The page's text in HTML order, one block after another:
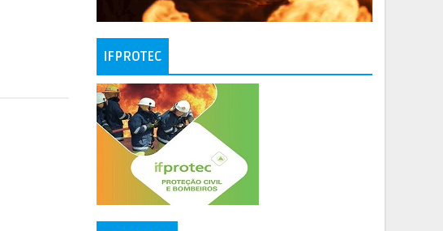
IFPROTEC